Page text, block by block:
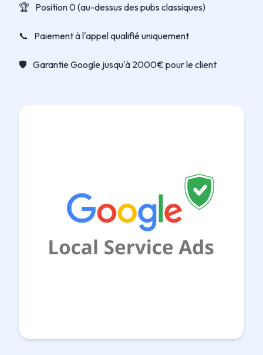
🏆 Position 0 (au-dessus des pubs classiques)
📞 Paiement à l'appel qualifié uniquement
🛡️ Garantie Google jusqu'à 2000€ pour le client